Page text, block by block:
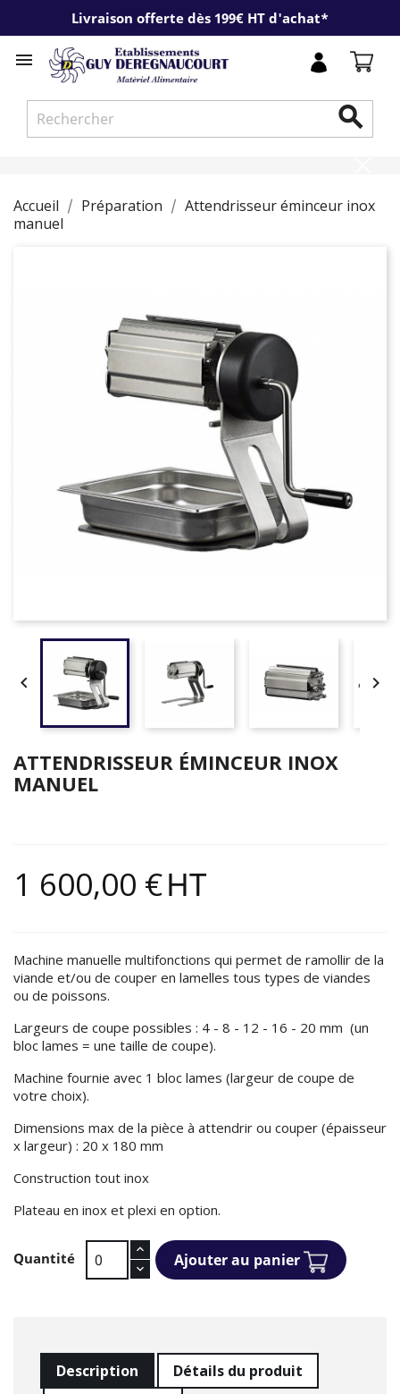
Livraison offerte dès 199€ HT d'achat*


Accueil Préparation
Attendrisseur éminceur inox
manuel
 
ATTENDRISSEUR ÉMINCEUR INOX
MANUEL
1 600,00 €HT
Machine manuelle multifonctions qui permet de ramollir de la
viande et/ou de couper en lamelles tous types de viandes
ou de poissons.
Largeurs de coupe possibles : 4 - 8 - 12 - 16 - 20 mm (un
bloc lames = une taille de coupe).
Machine fournie avec 1 bloc lames (largeur de coupe de
votre choix).
Dimensions max de la pièce à attendrir ou couper (épaisseur
x largeur) : 20 x 180 mm
Construction tout inox
Plateau en inox et plexi en option.
Quantité Ajouter au panier
Description
Détails du produit